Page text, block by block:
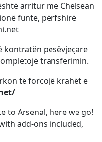
arritur me Chelsean
funte, përfshirë
kontratën pesëvjeçare
transferimin.
të forcojë krahët e
to Arsenal, here we go!
add-ons included,